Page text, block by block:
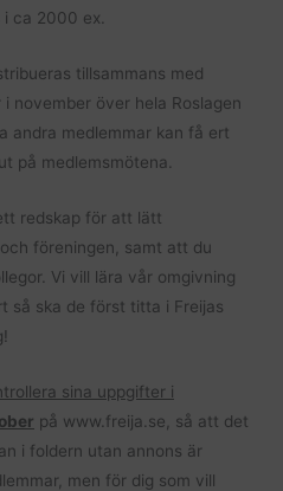
ca 2000 ex.
tillsammans med
november över hela Roslagen
andra medlemmar kan få ert
på medlemsmötena.
redskap för att lätt
föreningen, samt att du
Vi vill lära vår omgivning
så ska de först titta i Freijas
sina uppgifter i
på www.freija.se, så att det
i foldern utan annons är
men för dig som vill